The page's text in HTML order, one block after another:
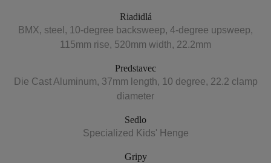
Riadidlá
BMX, steel, 10-degree backsweep, 4-degree upsweep,
115mm rise, 520mm width, 22.2mm
Predstavec
Die Cast Aluminum, 37mm length, 10 degree, 22.2 clamp
diameter
Sedlo
Specialized Kids' Henge
Gripy